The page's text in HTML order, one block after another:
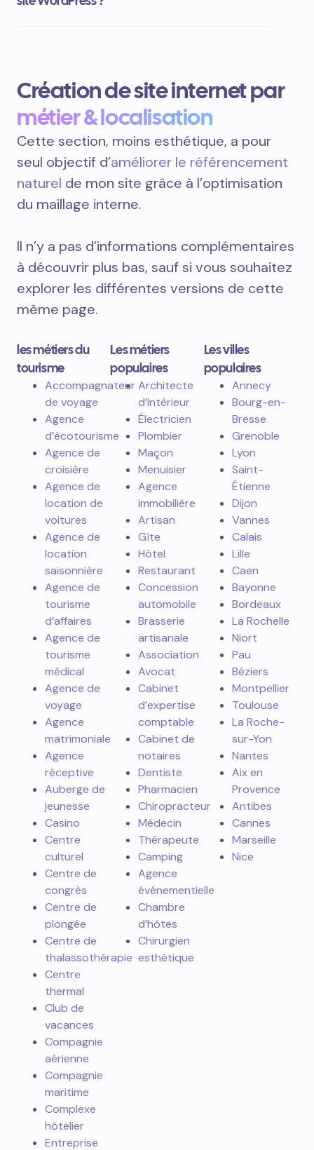
Création de site internet par
métier & localisation
Cette section, moins esthétique, a pour
seul objectif d’améliorer le référencement
naturel de mon site grâce à l’optimisation
du maillage interne.
Il n’y a pas d’informations complémentaires
à découvrir plus bas, sauf si vous souhaitez
explorer les différentes versions de cette
même page.
les métiers du
tourisme
Accompagnateur
de voyage
Agence
d’écotourisme
Agence de
croisière
Agence de
location de
voitures
Agence de
location
saisonnière
Agence de
tourisme
d’affaires
Agence de
tourisme
médical
Agence de
voyage
Agence
matrimoniale
Agence
réceptive
Auberge de
jeunesse
Casino
Centre
culturel
Centre de
congrès
Centre de
plongée
Centre de
thalassothérapie
Centre
thermal
Club de
vacances
Compagnie
aérienne
Compagnie
maritime
Complexe
hôtelier
Entreprise
Les métiers
populaires
Architecte
d’intérieur
Électricien
Plombier
Maçon
Menuisier
Agence
immobilière
Artisan
Gîte
Hôtel
Restaurant
Concession
automobile
Brasserie
artisanale
Association
Avocat
Cabinet
d’expertise
comptable
Cabinet de
notaires
Dentiste
Pharmacien
Chiropracteur
Médecin
Thérapeute
Camping
Agence
événementielle
Chambre
d’hôtes
Chirurgien
esthétique
Les villes
populaires
Annecy
Bourg-en-
Bresse
Grenoble
Lyon
Saint-
Étienne
Dijon
Vannes
Calais
Lille
Caen
Bayonne
Bordeaux
La Rochelle
Niort
Pau
Béziers
Montpellier
Toulouse
La Roche-
sur-Yon
Nantes
Aix en
Provence
Antibes
Cannes
Marseille
Nice